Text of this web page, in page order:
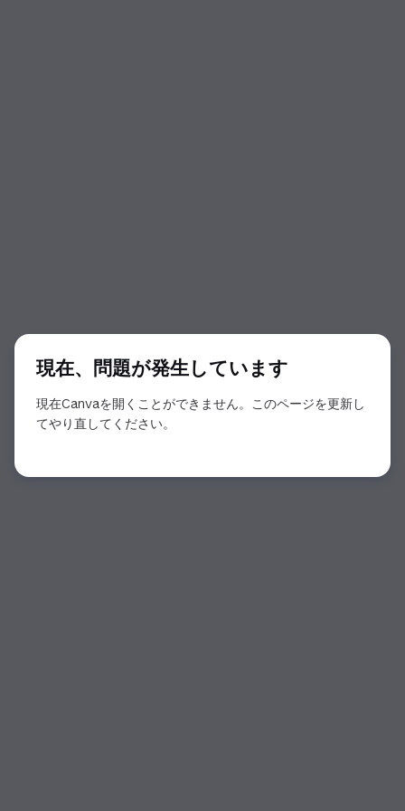
現在、問題が発生しています
現在Canvaを開くことができません。このページを更新し
てやり直してください。